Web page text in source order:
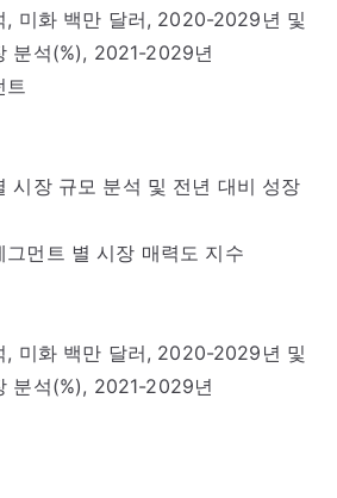
, 미화 백만 달러, 2020-2029년 및
분석(%), 2021-2029년
트
시장 규모 분석 및 전년 대비 성장
그먼트 별 시장 매력도 지수
, 미화 백만 달러, 2020-2029년 및
분석(%), 2021-2029년